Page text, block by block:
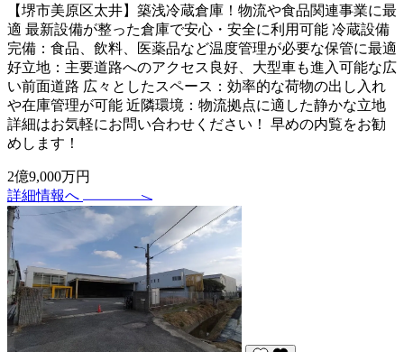
【堺市美原区太井】築浅冷蔵倉庫！物流や食品関連事業に最
適 最新設備が整った倉庫で安心・安全に利用可能 冷蔵設備
完備：食品、飲料、医薬品など温度管理が必要な保管に最適
好立地：主要道路へのアクセス良好、大型車も進入可能な広
い前面道路 広々としたスペース：効率的な荷物の出し入れ
や在庫管理が可能 近隣環境：物流拠点に適した静かな立地
詳細はお気軽にお問い合わせください！ 早めの内覧をお勧
めします！
2億9,000万円
詳細情報へ